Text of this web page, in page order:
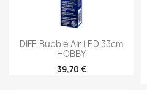
DIFF. Bubble Air LED 33cm
HOBBY
39,70 €